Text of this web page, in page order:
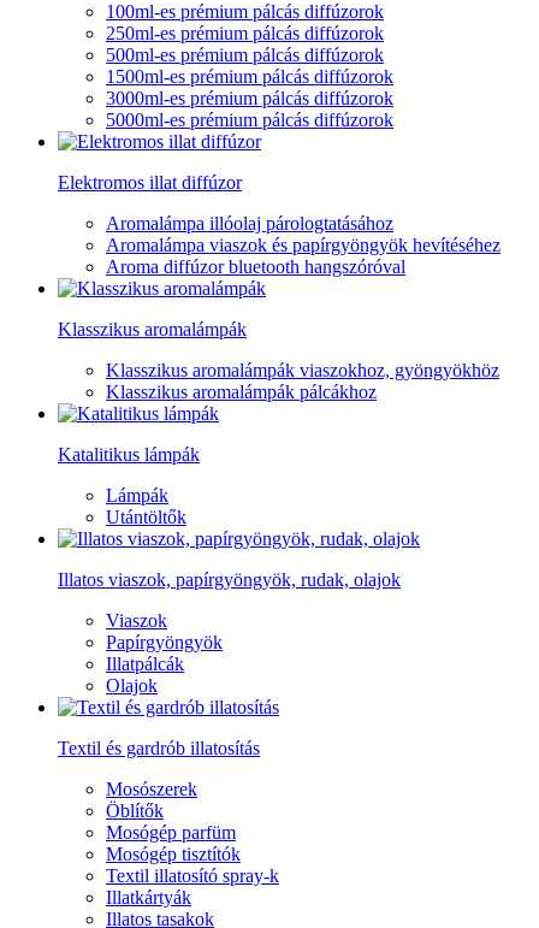
100ml-es prémium pálcás diffúzorok
250ml-es prémium pálcás diffúzorok
500ml-es prémium pálcás diffúzorok
1500ml-es prémium pálcás diffúzorok
3000ml-es prémium pálcás diffúzorok
5000ml-es prémium pálcás diffúzorok
Elektromos illat diffúzor
Aromalámpa illóolaj párologtatásához
Aromalámpa viaszok és papírgyöngyök hevítéséhez
Aroma diffúzor bluetooth hangszóróval
Klasszikus aromalámpák
Klasszikus aromalámpák viaszokhoz, gyöngyökhöz
Klasszikus aromalámpák pálcákhoz
Katalitikus lámpák
Lámpák
Utántöltők
Illatos viaszok, papírgyöngyök, rudak, olajok
Viaszok
Papírgyöngyök
Illatpálcák
Olajok
Textil és gardrób illatosítás
Mosószerek
Öblítők
Mosógép parfüm
Mosógép tisztítók
Textil illatosító spray-k
Illatkártyák
Illatos tasakok